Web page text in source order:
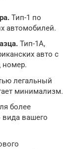
Тип-1 по
автомобилей.
Тип-1А,
авто с
номер.
легальный
минимализм.
более
вида вашего